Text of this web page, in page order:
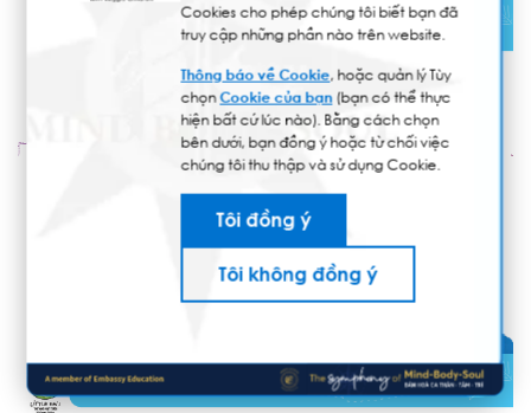
Cookies cho phép chúng tôi biết bạn đã
truy cập những phần nào trên website.
Thông báo về Cookie, hoặc quản lý Tùy
chọnCookie của bạn(bạn có thể thực
hiện bất cứ lúc nào). Bằng cách chọn
bên dưới, bạn đồng ý hoặc từ chối việc
chúng tôi thu thập và sử dụng Cookie.
Tôi đồng ý
Tôi không đồng ý